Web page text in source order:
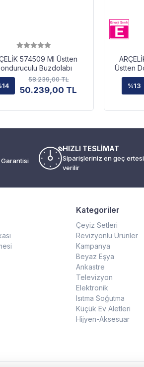
574509 MI Üstten
Buzdolabı
58.239,00 TL
50.239,00 TL
Üstten
%13
Garantisi
HIZLI TESLİMAT
Siparişleriniz en geç
verilir
Kategoriler
Çeyiz Setleri
Revizyonlu Ürünler
Kampanya
Beyaz Eşya
Ankastre
Televizyon
Elektronik
Isıtma Soğutma
Küçük Ev Aletleri
Hijyen-Aksesuar